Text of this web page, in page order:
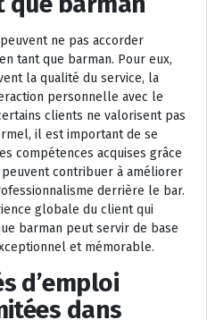
ne pas accorder
tant que barman. Pour eux,
la qualité du service, la
personnelle avec le
clients ne valorisent pas
il est important de se
compétences acquises grâce
contribuer à améliorer
derrière le bar.
globale du client qui
barman peut servir de base
et mémorable.
d’emploi
dans